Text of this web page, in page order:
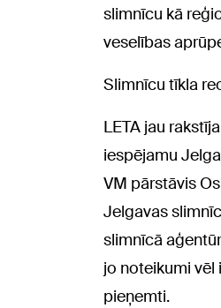
slimnīcu kā
veselības
Slimnīcu tīkla
LETA jau
iespējamu
VM pārstāvis
Jelgavas
slimnīcā
jo noteikumi vēl
pieņemti.